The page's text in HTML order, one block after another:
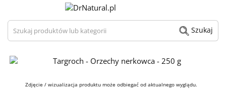
Szukaj produktów lub kategorii Szukaj
Zdjęcie / wizualizacja produktu może odbiegać od aktualnego wyglądu.